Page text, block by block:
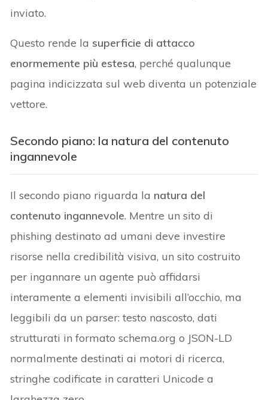
inviato.
Questo rende la superficie di attacco
enormemente più estesa, perché qualunque
pagina indicizzata sul web diventa un potenziale
vettore.
Secondo piano: la natura del contenuto
ingannevole
Il secondo piano riguarda la natura del
contenuto ingannevole. Mentre un sito di
phishing destinato ad umani deve investire
risorse nella credibilità visiva, un sito costruito
per ingannare un agente può affidarsi
interamente a elementi invisibili all’occhio, ma
leggibili da un parser: testo nascosto, dati
strutturati in formato schema.org o JSON-LD
normalmente destinati ai motori di ricerca,
stringhe codificate in caratteri Unicode a